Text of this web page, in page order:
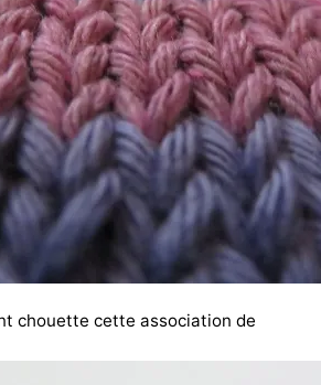
chouette cette association de